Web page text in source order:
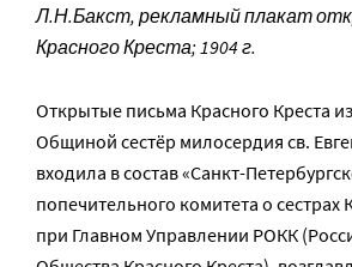
Л.Н.Бакст, рекламный плакат
Красного Креста; 1904 г.
Открытые письма Красного Креста
Общиной сестёр милосердия св.
входила в состав «Санкт-
попечительного комитета о сестрах
при Главном Управлении РОКК